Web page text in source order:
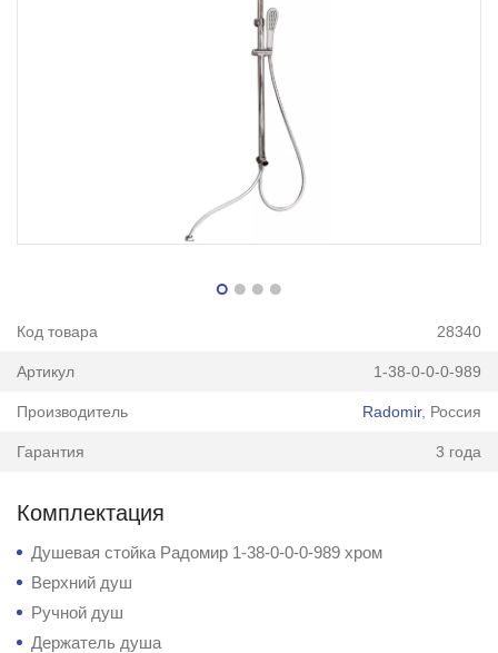
Код товара 28340
Артикул 1-38-0-0-0-989
Производитель Radomir, Россия
Гарантия 3 года
Комплектация
Душевая стойка Радомир 1-38-0-0-0-989 хром
Верхний душ
Ручной душ
Держатель душа